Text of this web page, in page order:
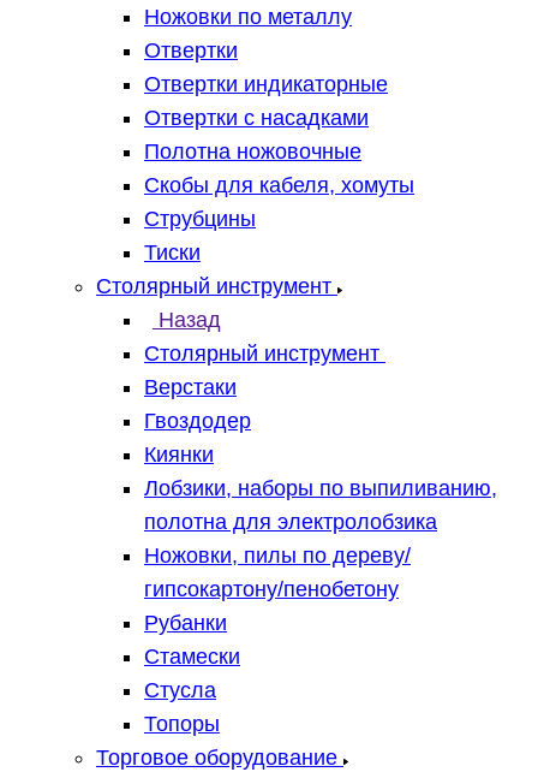
Ножовки по металлу
Отвертки
Отвертки индикаторные
Отвертки с насадками
Полотна ножовочные
Скобы для кабеля, хомуты
Струбцины
Тиски
Столярный инструмент
Назад
Столярный инструмент
Верстаки
Гвоздодер
Киянки
Лобзики, наборы по выпиливанию,
полотна для электролобзика
Ножовки, пилы по дереву/
гипсокартону/пенобетону
Рубанки
Стамески
Стусла
Топоры
Торговое оборудование